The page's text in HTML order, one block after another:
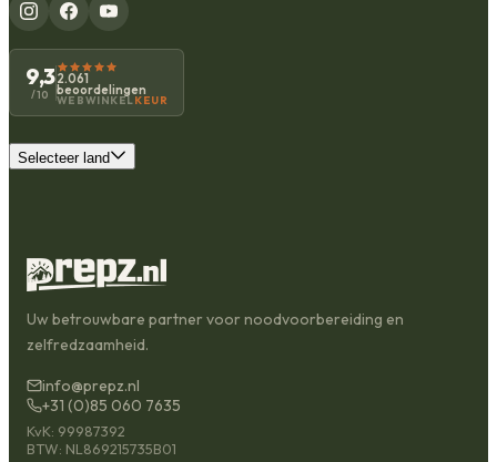
9,3
/10
2.061
beoordelingen
WEBWINKEL KEUR
Selecteer land
Uw betrouwbare partner voor noodvoorbereiding en
zelfredzaamheid.
info@prepz.nl
+31 (0)85 060 7635
KvK: 99987392
BTW: NL869215735B01